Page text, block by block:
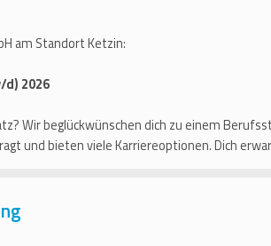
am Standort Ketzin:
2026
Wir beglückwünschen dich zu einem
und bieten viele Karriereoptionen. Dich